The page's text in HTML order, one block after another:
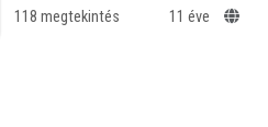
118 megtekintés 11 éve